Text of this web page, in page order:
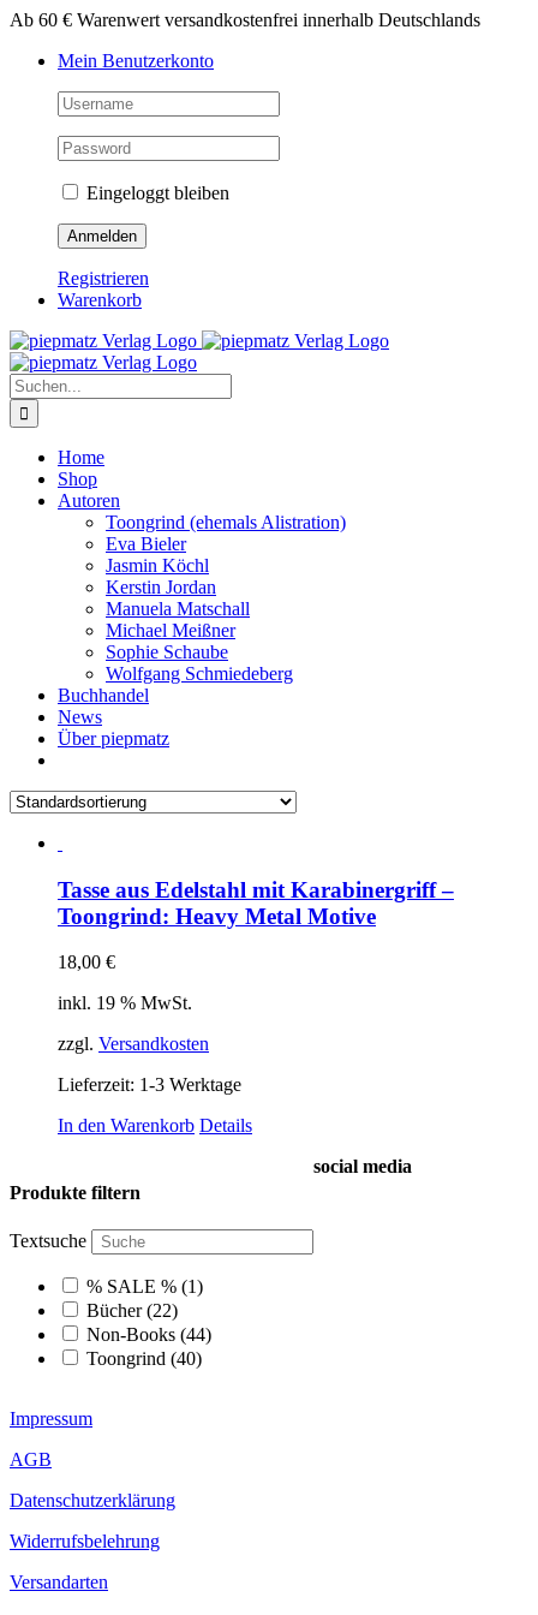
Zum
springen
Ab 60 € Warenwert versandkostenfrei innerhalb Deutschlands
Mein Benutzerkonto
Eingeloggt bleiben
Registrieren
Warenkorb
Suche
nach:
Home
Shop
Autoren
Toongrind (ehemals Alistration)
Eva Bieler
Jasmin Köchl
Kerstin Jordan
Manuela Matschall
Michael Meißner
Sophie Schaube
Wolfgang Schmiedeberg
Buchhandel
News
Über piepmatz
Tasse aus Edelstahl mit Karabinergriff –
Toongrind: Heavy Metal Motive
18,00 €
inkl. 19 % MwSt.
zzgl. Versandkosten
Lieferzeit: 1-3 Werktage
In den Warenkorb Details
Produkte filtern
Textsuche
% SALE % (1)
Bücher(22)
Non-Books (44)
Toongrind (40)
social media
Impressum
AGB
Datenschutzerklärung
Widerrufsbelehrung
Versandarten